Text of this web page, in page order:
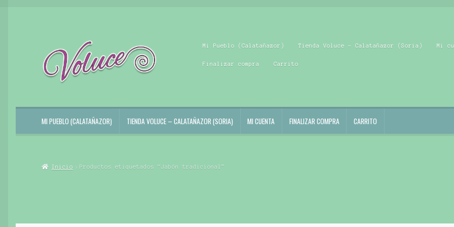
la
navegación
contenido
Mi Pueblo (Calatañazor) Tienda Voluce – Calatañazor (Soria) Mi
Finalizar compra Carrito
MI PUEBLO (CALATAÑAZOR) TIENDA VOLUCE – CALATAÑAZOR (SORIA) MI CUENTA FINALIZAR COMPRA CARRITO
Inicio Productos etiquetados “Jabón tradicional”